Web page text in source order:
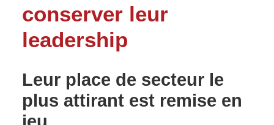
conserver leur
leadership
Leur place de secteur le
plus attirant est remise en